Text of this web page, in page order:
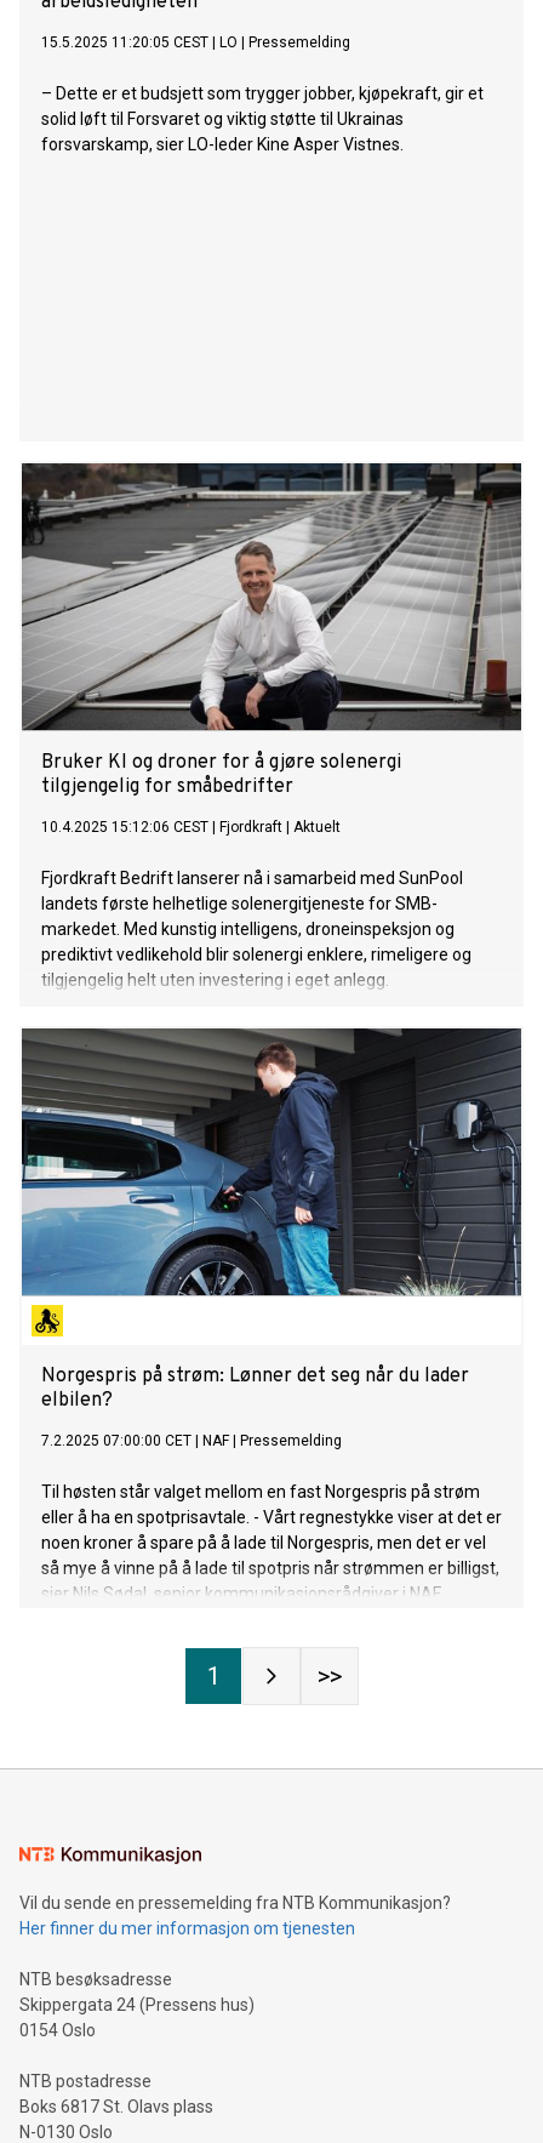
15.5.2025 11:20:05 CEST LO Pressemelding
– Dette er et budsjett som trygger jobber, kjøpekraft, gir et
solid løft til Forsvaret og viktig støtte til Ukrainas
forsvarskamp, sier LO-leder Kine Asper Vistnes.
Bruker KI og droner for å gjøre solenergi
tilgjengelig for småbedrifter
10.4.2025 15:12:06 CEST Fjordkraft Aktuelt
Fjordkraft Bedrift lanserer nå i samarbeid med SunPool
landets første helhetlige solenergitjeneste for SMB-
markedet. Med kunstig intelligens, droneinspeksjon og
prediktivt vedlikehold blir solenergi enklere, rimeligere og
tilgjengelig helt uten investering i eget anlegg.
Norgespris på strøm: Lønner det seg når du lader
elbilen?
7.2.2025 07:00:00 CET NAF| Pressemelding
Til høsten står valget mellom en fast Norgespris på strøm
eller å ha en spotprisavtale. - Vårt regnestykke viser at det er
noen kroner å spare på å lade til Norgespris, men det er vel
så mye å vinne på å lade til spotpris når strømmen er billigst,
sier Nils Sødal, senior kommunikasjonsrådgiver i NAF.
1 >>
Vil du sende en pressemelding fra NTB Kommunikasjon?
Her finner du mer informasjon om tjenesten
NTB besøksadresse
Skippergata 24 (Pressens hus)
0154 Oslo
NTB postadresse
Boks 6817 St. Olavs plass
N-0130 Oslo